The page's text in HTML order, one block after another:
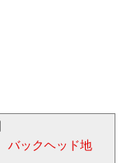
バックヘッド地